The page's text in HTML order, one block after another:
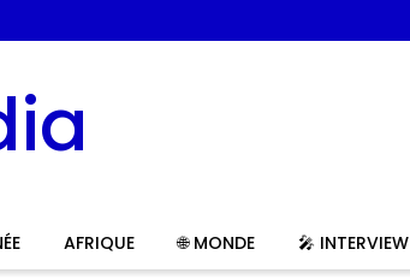
AFRIQUE 🌐 MONDE 🎤 INTERVIEW